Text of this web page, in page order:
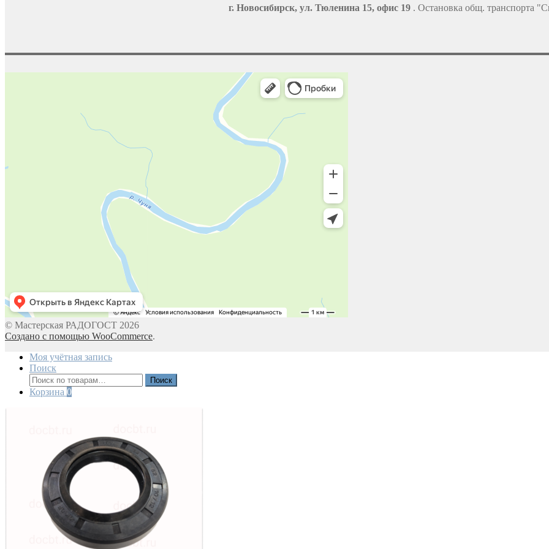
г. Новосибирск, ул. Тюленина 15, офис 19 . Остановка общ. транспорта
© Мастерская РАДОГОСТ 2026
Создано с помощью WooCommerce.
Моя учётная запись
Поиск
Искать:
Поиск
Корзина 0